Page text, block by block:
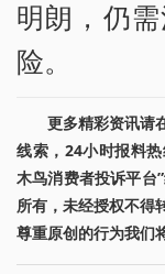
明朗，仍
险。
更多精彩资讯请
线索，24小时报料
木鸟消费者投诉平台
所有，未经授权不
尊重原创的行为我们